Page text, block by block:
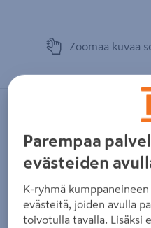
Zoomaa kuvaa
Vinyylilankku Cello
KL33 2,292m²
Tuotenumero 502332505
Vinyylilankku Cello Paris
Parempaa
evästeiden
K-ryhmä
evästeitä, joiden avulla
toivotulla tavalla. Lisäksi